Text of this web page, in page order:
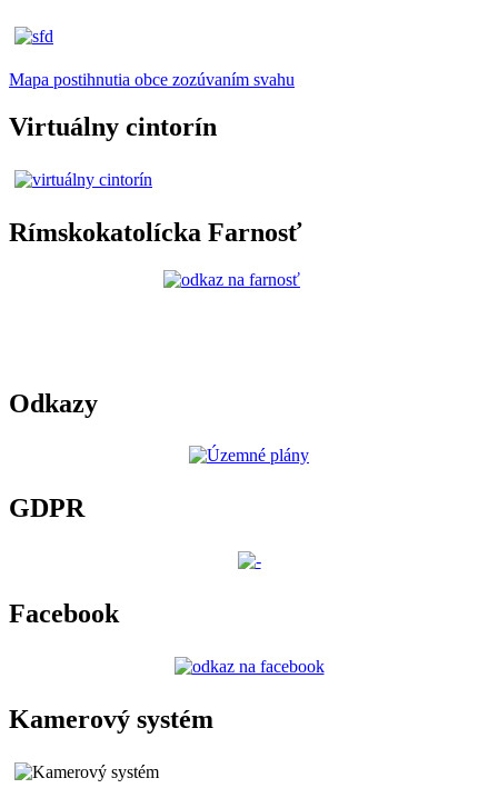
Mapa postihnutia obce zozúvaním svahu
Virtuálny cintorín
Rímskokatolícka Farnosť
Odkazy
GDPR
Facebook
Kamerový systém